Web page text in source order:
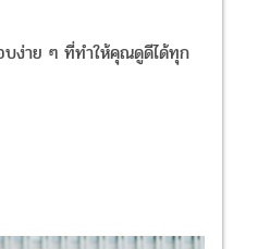
บง่าย ๆ ที่ทำให้คุณดูดีได้ทุก